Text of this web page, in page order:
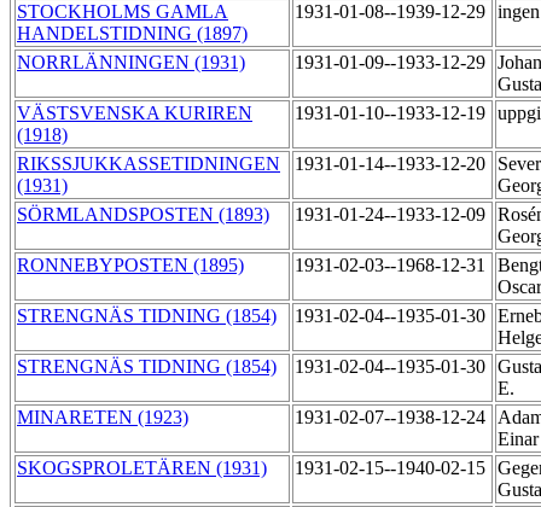
STOCKHOLMS GAMLA
HANDELSTIDNING (1897)
1931-01-08--1939-12-29
NORRLÄNNINGEN (1931) 1931-01-09--1933-12-29
VÄSTSVENSKA KURIREN
(1918)
1931-01-10--1933-12-19
RIKSSJUKKASSETIDNINGEN
(1931)
1931-01-14--1933-12-20
SÖRMLANDSPOSTEN (1893)
1931-01-24--1933-12-09
RONNEBYPOSTEN (1895)
1931-02-03--1968-12-31
STRENGNÄS TIDNING (1854)
1931-02-04--1935-01-30
STRENGNÄS TIDNING (1854)
1931-02-04--1935-01-30
E.
MINARETEN (1923)
1931-02-07--1938-12-24
SKOGSPROLETÄREN (1931)
1931-02-15--1940-02-15